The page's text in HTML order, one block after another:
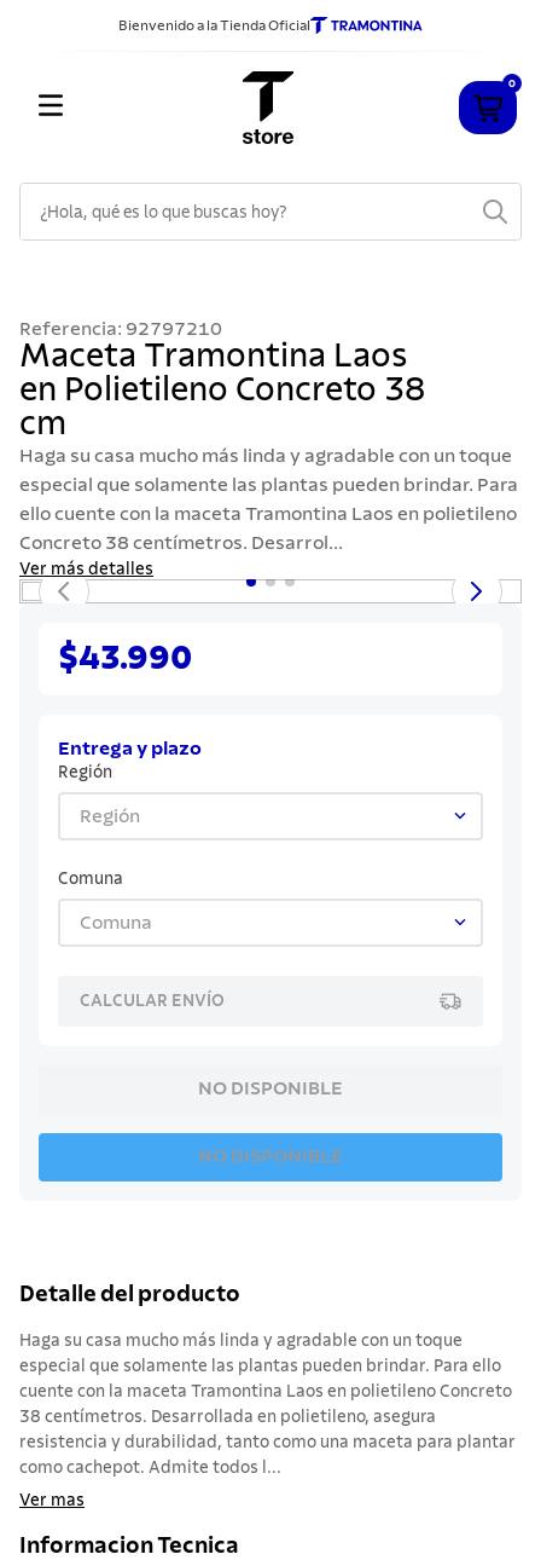
Bienvenido a la Tienda Oficial
0
Referencia: 92797210
Maceta Tramontina Laos
en Polietileno Concreto 38
cm
Haga su casa mucho más linda y agradable con un toque
especial que solamente las plantas pueden brindar. Para
ello cuente con la maceta Tramontina Laos en polietileno
Concreto 38 centímetros. Desarrol...
Ver más detalles
$43.990
Entrega y plazo
Región
Región
Comuna
Comuna
CALCULAR ENVÍO
NO DISPONIBLE
NO DISPONIBLE
Detalle del producto
Haga su casa mucho más linda y agradable con un toque
especial que solamente las plantas pueden brindar. Para ello
cuente con la maceta Tramontina Laos en polietileno Concreto
38 centímetros. Desarrollada en polietileno, asegura
resistencia y durabilidad, tanto como una maceta para plantar
como cachepot. Admite todos l...
Ver mas
Informacion Tecnica
2 .
sarten
3.
cubiertos
4.
5.
ollas
6.
grano
cuchillo
solar
allegra